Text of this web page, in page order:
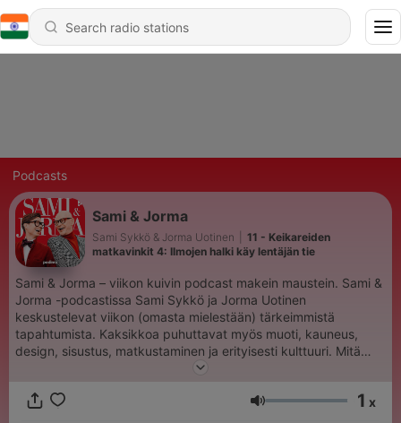
Podcasts
Sami & Jorma
Sami Sykkö & Jorma Uotinen
11 - Keikareiden
matkavinkit 4: Ilmojen halki käy lentäjän tie
Sami & Jorma – viikon kuivin podcast makein maustein. Sami &
Jorma -podcastissa Sami Sykkö ja Jorma Uotinen
keskustelevat viikon (omasta mielestään) tärkeimmistä
tapahtumista. Kaksikkoa puhuttavat myös muoti, kauneus,
design, sisustus, matkustaminen ja erityisesti kulttuuri. Mitä
paljastuu, kun Sami istuu Jorman rippituoliin? Mitä löytyy
kevyesti pinnalla, iloisesti miesten iholla ja syvällä sielun
Volume 1 x